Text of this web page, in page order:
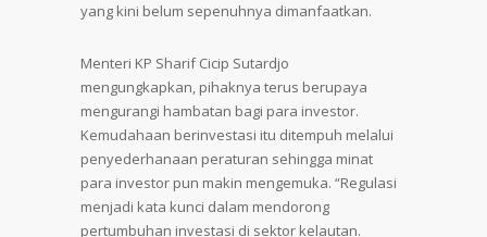
yang kini belum sepenuhnya dimanfaatkan.
Menteri KP Sharif Cicip Sutardjo
mengungkapkan, pihaknya terus berupaya
mengurangi hambatan bagi para investor.
Kemudahaan berinvestasi itu ditempuh melalui
penyederhanaan peraturan sehingga minat
para investor pun makin mengemuka. “Regulasi
menjadi kata kunci dalam mendorong
pertumbuhan investasi di sektor kelautan.